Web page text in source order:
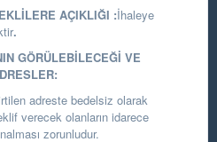
AÇIKLIĞI :İhaleye
.
GÖRÜLEBİLECEĞİ VE
adreste bedelsiz olarak
verecek olanların idarece
zorunludur.